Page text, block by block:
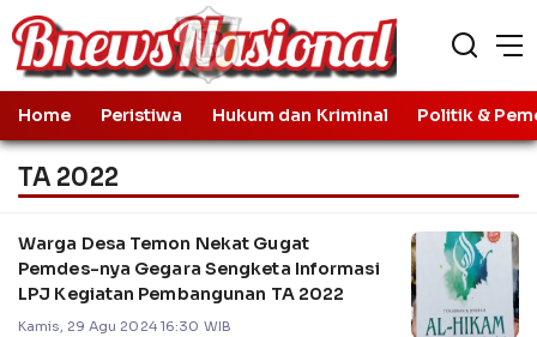
Home Peristiwa Hukum dan Kriminal Politik &
TA 2022
Warga Desa Temon Nekat Gugat
Pemdes-nya Gegara Sengketa Informasi
LPJ Kegiatan Pembangunan TA 2022
Kamis, 29 Agu 2024 16:30 WIB